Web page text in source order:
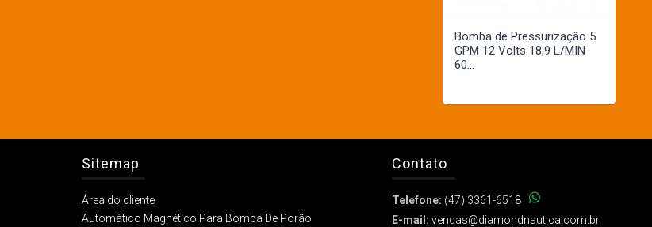
Bomba de Pressurização 5
GPM 12 Volts 18,9 L/MIN
60...
Sitemap
Área do cliente
Automático Magnético Para Bomba De Porão
Contato
Telefone: (47) 3361-6518
E-mail: vendas@diamondnautica.com.br